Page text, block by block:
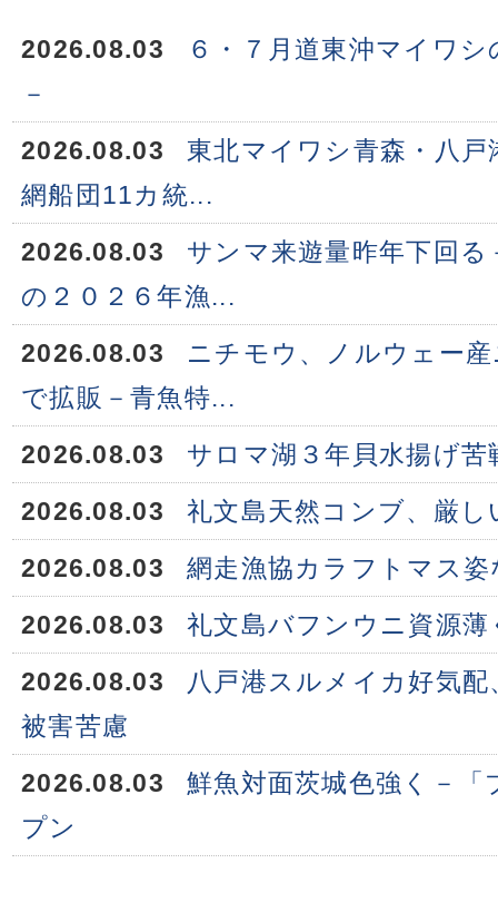
2026.08.03
６・７月道東沖マイワ
－
2026.08.03
東北マイワシ青森・八
網船団11カ統...
2026.08.03
サンマ来遊量昨年下回
の２０２６年漁...
2026.08.03
ニチモウ、ノルウェー
で拡販－青魚特...
2026.08.03
サロマ湖３年貝水揚げ苦
2026.08.03
礼文島天然コンブ、厳し
2026.08.03
網走漁協カラフトマス
2026.08.03
礼文島バフンウニ資源薄
2026.08.03
八戸港スルメイカ好気
被害苦慮
2026.08.03
鮮魚対面茨城色強く－
プン